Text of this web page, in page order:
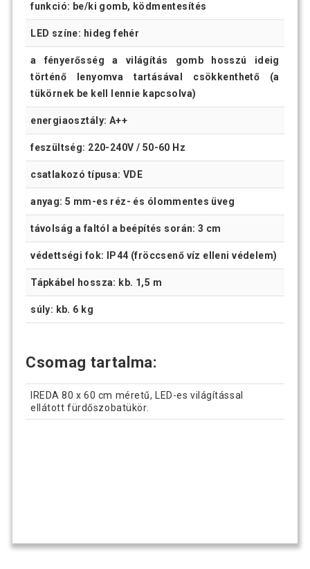
funkció: be/ki gomb, ködmentesítés
LED színe: hideg fehér
a fényerősség a világítás gomb hosszú ideig
történő lenyomva tartásával csökkenthető (a
tükörnek be kell lennie kapcsolva)
energiaosztály: A++
feszültség: 220-240V / 50-60 Hz
csatlakozó típusa: VDE
anyag: 5 mm-es réz- és ólommentes üveg
távolság a faltól a beépítés során: 3 cm
védettségi fok: IP44 (fröccsenő víz elleni védelem)
Tápkábel hossza: kb. 1,5 m
súly: kb. 6 kg
Csomag tartalma:
IREDA 80 x 60 cm méretű, LED-es világítással
ellátott fürdőszobatükör.